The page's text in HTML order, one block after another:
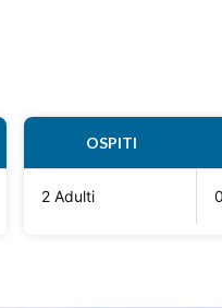
OSPITI
2 Adulti